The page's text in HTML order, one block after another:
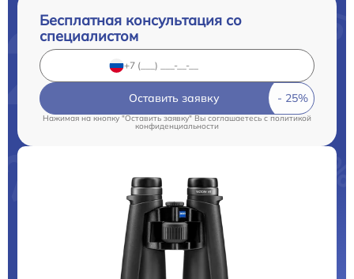
Бесплатная консультация со
специалистом
Оставить заявку
Нажимая на кнопку "Оставить заявку" Вы соглашаетесь cполитикой
конфиденциальности